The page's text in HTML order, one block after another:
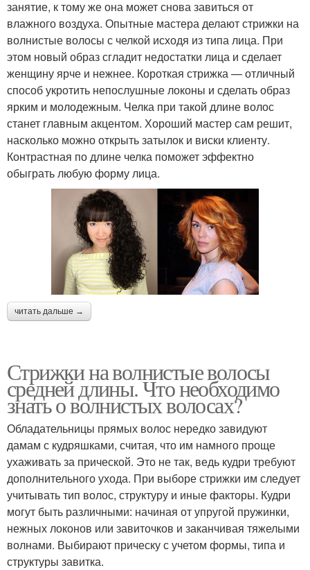
занятие, к тому же она может снова завиться от
влажного воздуха. Опытные мастера делают стрижки на
волнистые волосы с челкой исходя из типа лица. При
этом новый образ сгладит недостатки лица и сделает
женщину ярче и нежнее. Короткая стрижка — отличный
способ укротить непослушные локоны и сделать образ
ярким и молодежным. Челка при такой длине волос
станет главным акцентом. Хороший мастер сам решит,
насколько можно открыть затылок и виски клиенту.
Контрастная по длине челка поможет эффектно
обыграть любую форму лица.
читать дальше →
Стрижки на волнистые волосы
средней длины. Что необходимо
знать о волнистых волосах?
Обладательницы прямых волос нередко завидуют
дамам с кудряшками, считая, что им намного проще
ухаживать за прической. Это не так, ведь кудри требуют
дополнительного ухода. При выборе стрижки им следует
учитывать тип волос, структуру и иные факторы. Кудри
могут быть различными: начиная от упругой пружинки,
нежных локонов или завиточков и заканчивая тяжелыми
волнами. Выбирают прическу с учетом формы, типа и
структуры завитка.